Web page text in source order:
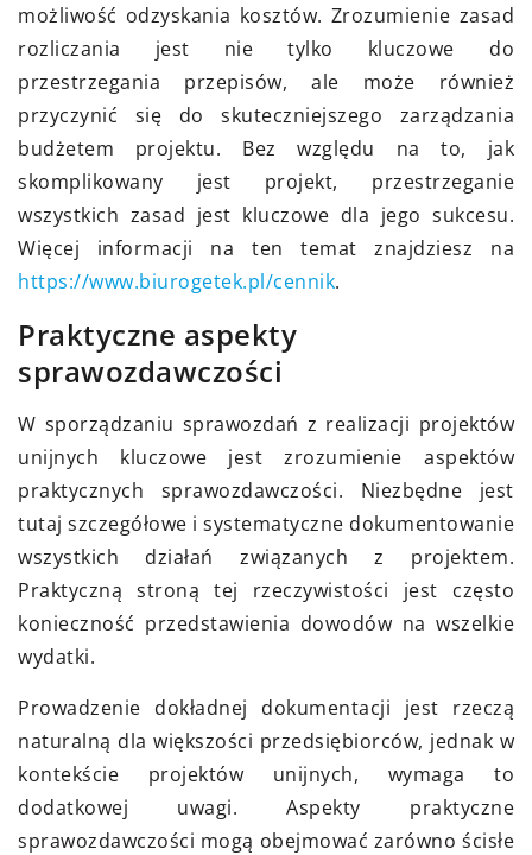
możliwość odzyskania kosztów. Zrozumienie zasad
rozliczania jest nie tylko kluczowe do
przestrzegania przepisów, ale może również
przyczynić się do skuteczniejszego zarządzania
budżetem projektu. Bez względu na to, jak
skomplikowany jest projekt, przestrzeganie
wszystkich zasad jest kluczowe dla jego sukcesu.
Więcej informacji na ten temat znajdziesz na
https://www.biurogetek.pl/cennik.
Praktyczne aspekty
sprawozdawczości
W sporządzaniu sprawozdań z realizacji projektów
unijnych kluczowe jest zrozumienie aspektów
praktycznych sprawozdawczości. Niezbędne jest
tutaj szczegółowe i systematyczne dokumentowanie
wszystkich działań związanych z projektem.
Praktyczną stroną tej rzeczywistości jest często
konieczność przedstawienia dowodów na wszelkie
wydatki.
Prowadzenie dokładnej dokumentacji jest rzeczą
naturalną dla większości przedsiębiorców, jednak w
kontekście projektów unijnych, wymaga to
dodatkowej uwagi. Aspekty praktyczne
sprawozdawczości mogą obejmować zarówno ścisłe